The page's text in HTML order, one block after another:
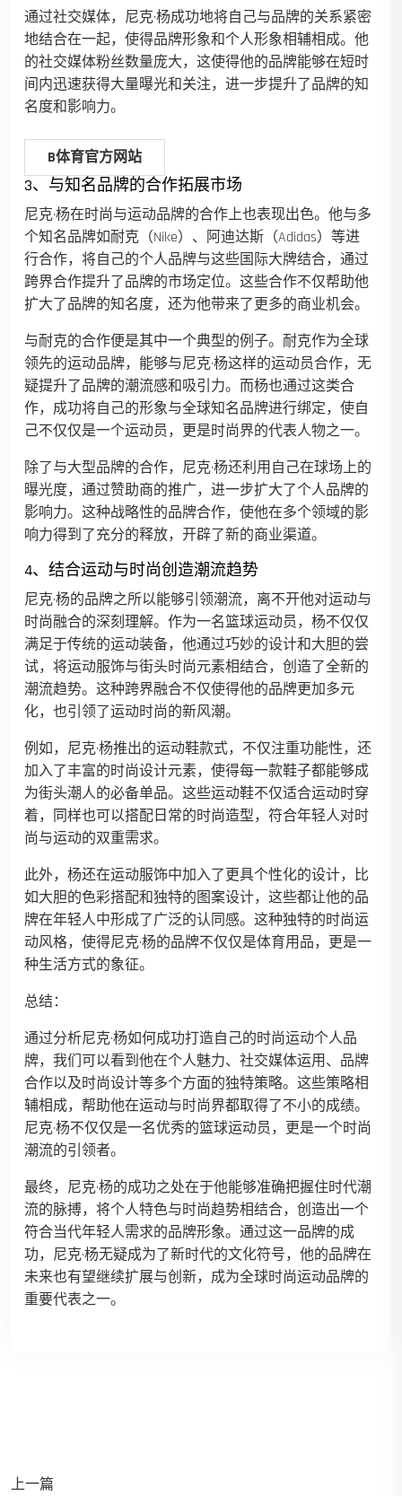
通过社交媒体，尼克·杨成功地将自己与品牌的关系紧密
地结合在一起，使得品牌形象和个人形象相辅相成。他
的社交媒体粉丝数量庞大，这使得他的品牌能够在短时
间内迅速获得大量曝光和关注，进一步提升了品牌的知
名度和影响力。
B体育官方网站
3、与知名品牌的合作拓展市场
尼克·杨在时尚与运动品牌的合作上也表现出色。他与多
个知名品牌如耐克（Nike）、阿迪达斯（Adidas）等进
行合作，将自己的个人品牌与这些国际大牌结合，通过
跨界合作提升了品牌的市场定位。这些合作不仅帮助他
扩大了品牌的知名度，还为他带来了更多的商业机会。
与耐克的合作便是其中一个典型的例子。耐克作为全球
领先的运动品牌，能够与尼克·杨这样的运动员合作，无
疑提升了品牌的潮流感和吸引力。而杨也通过这类合
作，成功将自己的形象与全球知名品牌进行绑定，使自
己不仅仅是一个运动员，更是时尚界的代表人物之一。
除了与大型品牌的合作，尼克·杨还利用自己在球场上的
曝光度，通过赞助商的推广，进一步扩大了个人品牌的
影响力。这种战略性的品牌合作，使他在多个领域的影
响力得到了充分的释放，开辟了新的商业渠道。
4、结合运动与时尚创造潮流趋势
尼克·杨的品牌之所以能够引领潮流，离不开他对运动与
时尚融合的深刻理解。作为一名篮球运动员，杨不仅仅
满足于传统的运动装备，他通过巧妙的设计和大胆的尝
试，将运动服饰与街头时尚元素相结合，创造了全新的
潮流趋势。这种跨界融合不仅使得他的品牌更加多元
化，也引领了运动时尚的新风潮。
例如，尼克·杨推出的运动鞋款式，不仅注重功能性，还
加入了丰富的时尚设计元素，使得每一款鞋子都能够成
为街头潮人的必备单品。这些运动鞋不仅适合运动时穿
着，同样也可以搭配日常的时尚造型，符合年轻人对时
尚与运动的双重需求。
此外，杨还在运动服饰中加入了更具个性化的设计，比
如大胆的色彩搭配和独特的图案设计，这些都让他的品
牌在年轻人中形成了广泛的认同感。这种独特的时尚运
动风格，使得尼克·杨的品牌不仅仅是体育用品，更是一
种生活方式的象征。
总结：
通过分析尼克·杨如何成功打造自己的时尚运动个人品
牌，我们可以看到他在个人魅力、社交媒体运用、品牌
合作以及时尚设计等多个方面的独特策略。这些策略相
辅相成，帮助他在运动与时尚界都取得了不小的成绩。
尼克·杨不仅仅是一名优秀的篮球运动员，更是一个时尚
潮流的引领者。
最终，尼克·杨的成功之处在于他能够准确把握住时代潮
流的脉搏，将个人特色与时尚趋势相结合，创造出一个
符合当代年轻人需求的品牌形象。通过这一品牌的成
功，尼克·杨无疑成为了新时代的文化符号，他的品牌在
未来也有望继续扩展与创新，成为全球时尚运动品牌的
重要代表之一。
上一篇